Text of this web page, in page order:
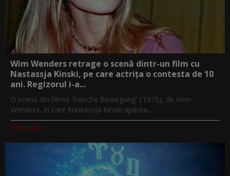
Wim Wenders retrage o scenă dintr-un film cu
Nastassja Kinski, pe care actrița o contesta de 10
ani. Regizorul i-a...
O scenă din filmul 'Falsche Bewegung' ('1975), de Wim
Wenders, în care Nastassja Kinski apărea...
Filmnow.ro